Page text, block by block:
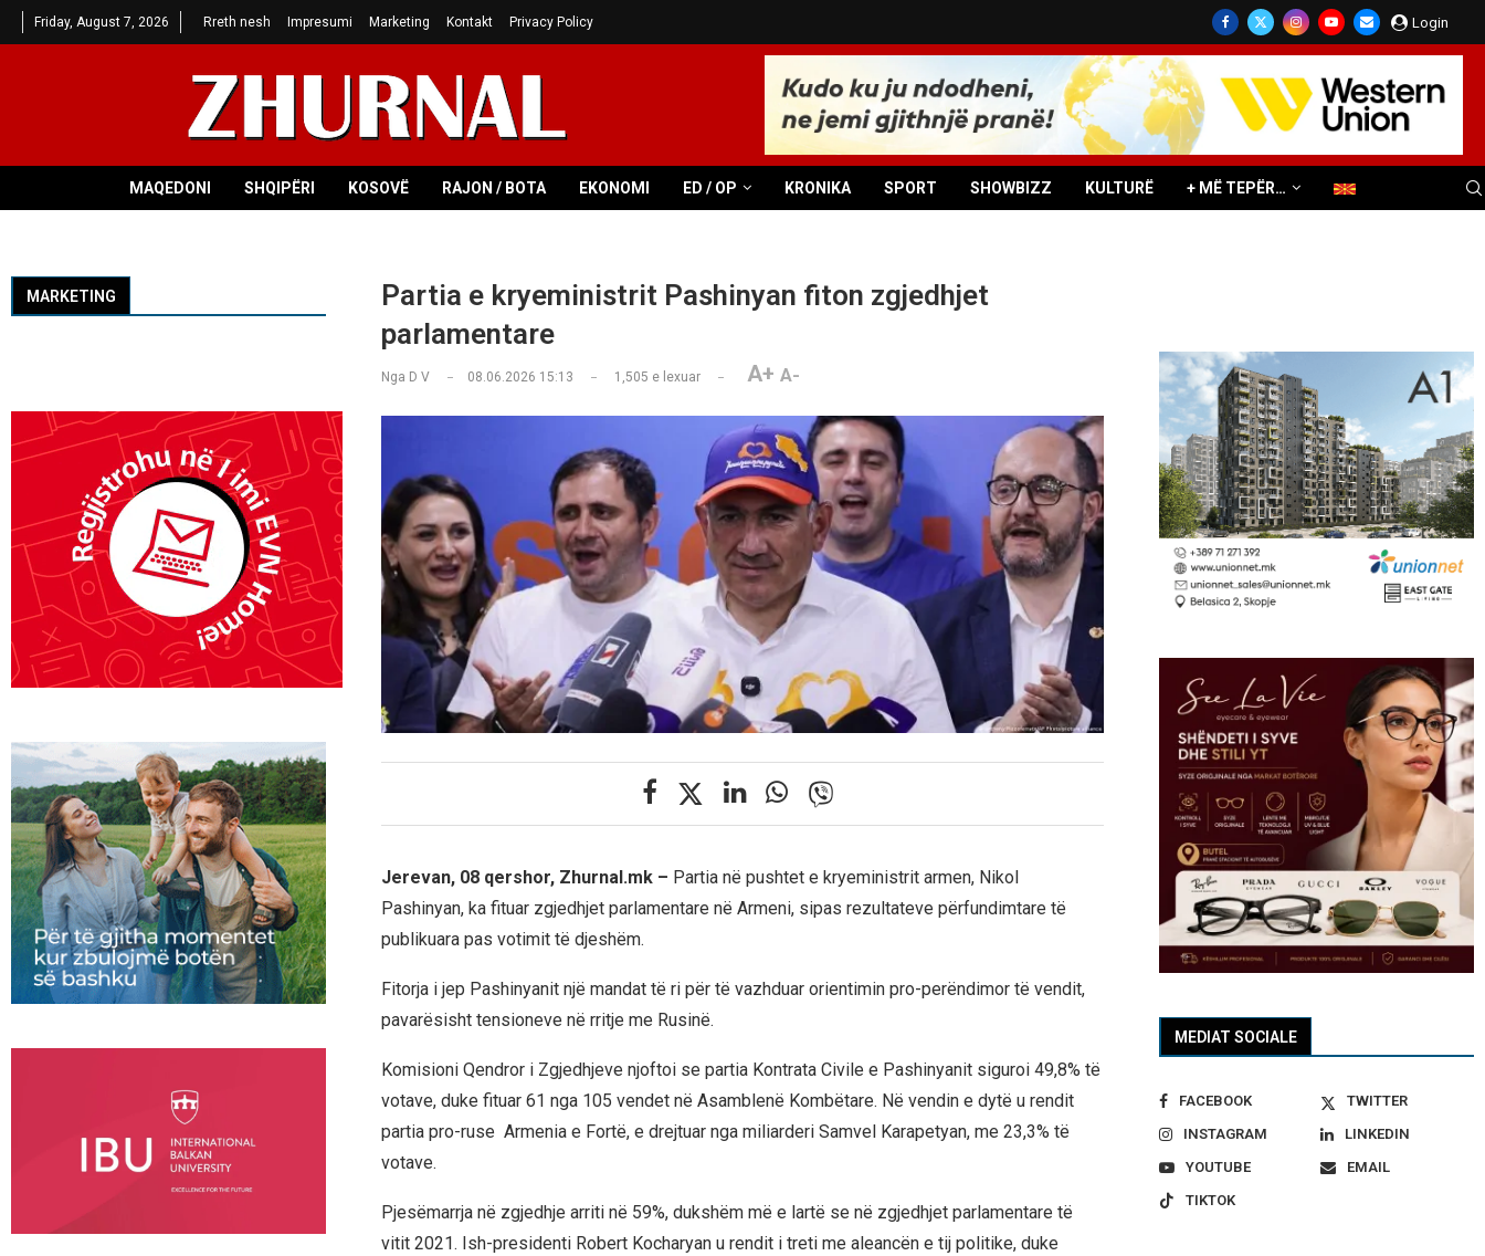
Friday, August 7, 2026 Rreth nesh Impresumi Marketing Kontakt Privacy Policy Login
MAQEDONI SHQIPËRI KOSOVË RAJON / BOTA EKONOMI ED / OP KRONIKA SPORT SHOWBIZZ KULTURË + MË TEPËR…
Partia e kryeministrit Pashinyan fiton zgjedhjet
parlamentare
Nga D V 08.06.2026 15:13 1,505 e lexuar A+ A-
Jerevan, 08 qershor, Zhurnal.mk – Partia në pushtet e kryeministrit armen, Nikol
Pashinyan, ka fituar zgjedhjet parlamentare në Armeni, sipas rezultateve përfundimtare të
publikuara pas votimit të djeshëm.
Fitorja i jep Pashinyanit një mandat të ri për të vazhduar orientimin pro-perëndimor të vendit,
pavarësisht tensioneve në rritje me Rusinë.
Komisioni Qendror i Zgjedhjeve njoftoi se partia Kontrata Civile e Pashinyanit siguroi 49,8% të
votave, duke fituar 61 nga 105 vendet në Asamblenë Kombëtare. Në vendin e dytë u rendit
partia pro-ruse Armenia e Fortë, e drejtuar nga miliarderi Samvel Karapetyan, me 23,3% të
votave.
Pjesëmarrja në zgjedhje arriti në 59%, dukshëm më e lartë se në zgjedhjet parlamentare të
vitit 2021. Ish-presidenti Robert Kocharyan u rendit i treti me aleancën e tij politike, duke
MEDIAT SOCIALE
FACEBOOK
TWITTER
INSTAGRAM
LINKEDIN
YOUTUBE
EMAIL
TIKTOK
MARKETING